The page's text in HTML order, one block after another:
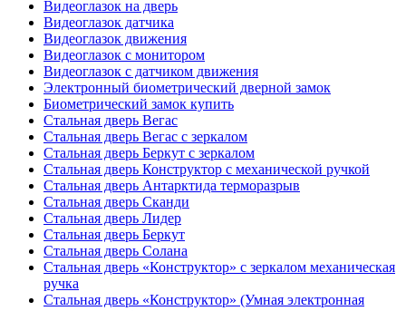
Видеоглазок на дверь
Видеоглазок датчика
Видеоглазок движения
Видеоглазок с монитором
Видеоглазок с датчиком движения
Электронный биометрический дверной замок
Биометрический замок купить
Стальная дверь Вегас
Стальная дверь Вегас с зеркалом
Стальная дверь Беркут с зеркалом
Стальная дверь Конструктор с механической ручкой
Стальная дверь Антарктида терморазрыв
Стальная дверь Сканди
Стальная дверь Лидер
Стальная дверь Беркут
Стальная дверь Солана
Стальная дверь «Конструктор» с зеркалом механическая
ручка
Стальная дверь «Конструктор» (Умная электронная